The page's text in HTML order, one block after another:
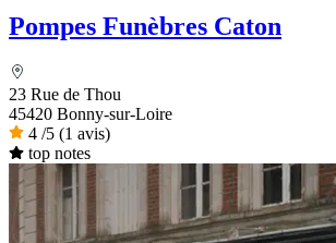
Pompes Funèbres Caton
23 Rue de Thou
45420 Bonny-sur-Loire
4 /5 (1 avis)
top notes